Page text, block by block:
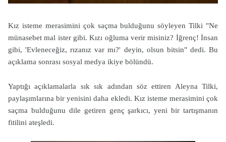
Kız isteme merasimini çok saçma bulduğunu söyleyen Tilki "Ne
münasebet mal ister gibi. Kızı oğluma verir misiniz? İğrenç! İnsan
gibi, 'Evleneceğiz, rızanız var mı?' deyin, olsun bitsin" dedi. Bu
açıklama sonrası sosyal medya ikiye bölündü.
Yaptığı açıklamalarla sık sık adından söz ettiren Aleyna Tilki,
paylaşımlarına bir yenisini daha ekledi. Kız isteme merasimini çok
saçma bulduğunu dile getiren genç şarkıcı, yeni bir tartışmanın
fitilini ateşledi.